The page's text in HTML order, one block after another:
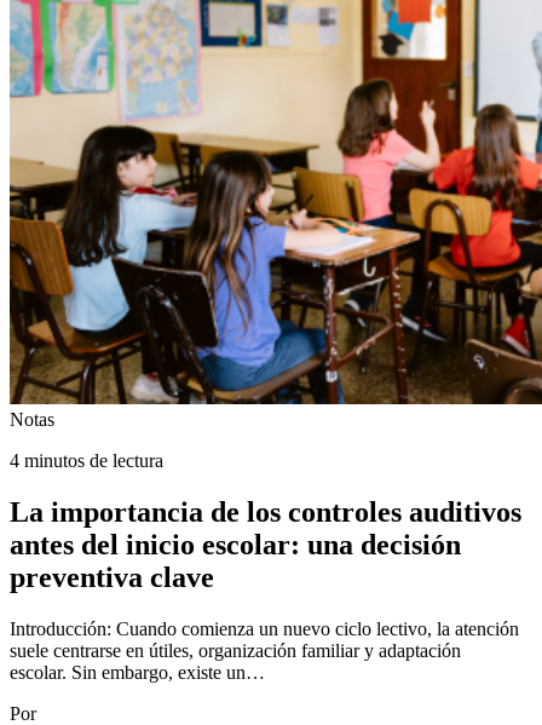
Notas
4 minutos de lectura
La importancia de los controles auditivos
antes del inicio escolar: una decisión
preventiva clave
Introducción: Cuando comienza un nuevo ciclo lectivo, la atención
suele centrarse en útiles, organización familiar y adaptación
escolar. Sin embargo, existe un…
Por